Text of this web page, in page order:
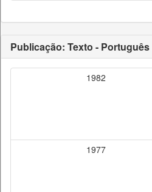
Publicação: Texto - Português
1982
1977